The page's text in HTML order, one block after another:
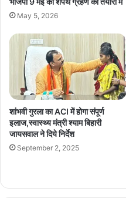
May 5, 2026
शांभवी गुरला का ACI में होगा संपूर्ण
इलाज,स्वास्थ्य मंत्री श्याम बिहारी
जायसवाल ने दिये निर्देश
September 2, 2025